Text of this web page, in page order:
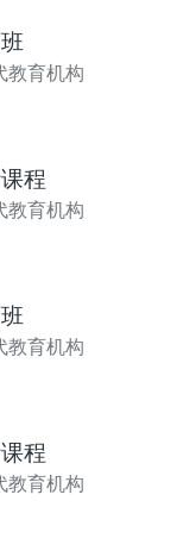
教育机构
程
教育机构
教育机构
程
教育机构